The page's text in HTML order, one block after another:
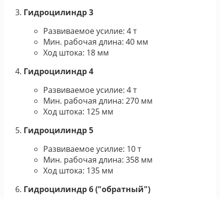
Гидроцилиндр 3
Развиваемое усилие: 4 т
Мин. рабочая длина: 40 мм
Ход штока: 18 мм
Гидроцилиндр 4
Развиваемое усилие: 4 т
Мин. рабочая длина: 270 мм
Ход штока: 125 мм
Гидроцилиндр 5
Развиваемое усилие: 10 т
Мин. рабочая длина: 358 мм
Ход штока: 135 мм
Гидроцилиндр 6 ("обратный")